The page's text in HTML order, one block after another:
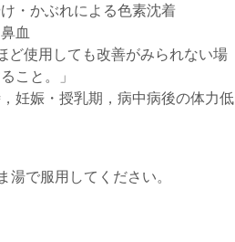
・かぶれによる色素沈着
血
ど使用しても改善がみられない場
こと。」
妊娠・授乳期，病中病後の体力低
湯で服用してください。